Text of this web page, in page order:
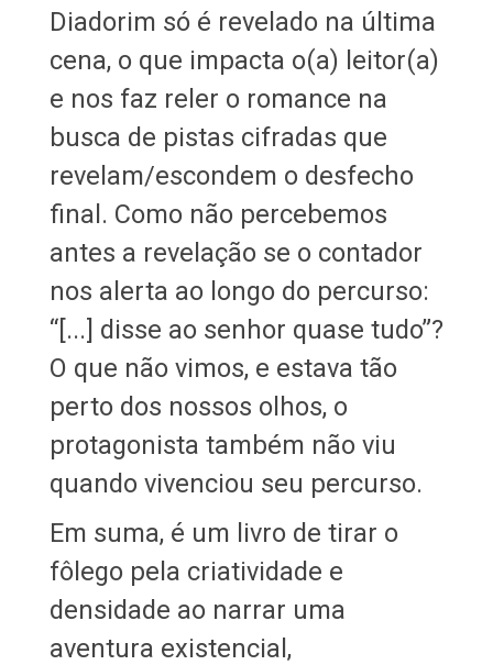
Diadorim só é revelado na última
cena, o que impacta o(a) leitor(a)
e nos faz reler o romance na
busca de pistas cifradas que
revelam/escondem o desfecho
final. Como não percebemos
antes a revelação se o contador
nos alerta ao longo do percurso:
“[...] disse ao senhor quase tudo”?
O que não vimos, e estava tão
perto dos nossos olhos, o
protagonista também não viu
quando vivenciou seu percurso.
Em suma, é um livro de tirar o
fôlego pela criatividade e
densidade ao narrar uma
aventura existencial,